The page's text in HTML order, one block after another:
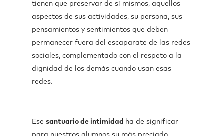
tienen que preservar de sí mismos, aquellos
aspectos de sus actividades, su persona, sus
pensamientos y sentimientos que deben
permanecer fuera del escaparate de las redes
sociales, complementado con el respeto a la
dignidad de los demás cuando usan esas
redes.
Ese santuario de intimidad ha de significar